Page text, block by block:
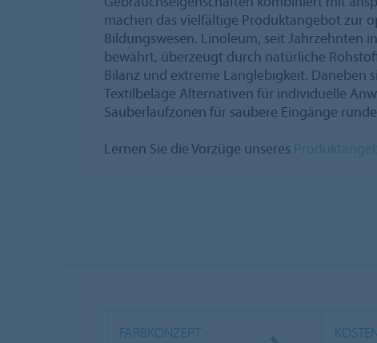
machen das vielfältige Produktangebot zur
Bildungswesen. Linoleum, seit Jahrzehnten
bewährt, überzeugt durch natürliche
Bilanz und extreme Langlebigkeit. Daneben
Textilbeläge Alternativen für individuelle
Sauberlaufzonen für saubere Eingänge
Lernen Sie die Vorzüge unseres
FARBKONZEPT